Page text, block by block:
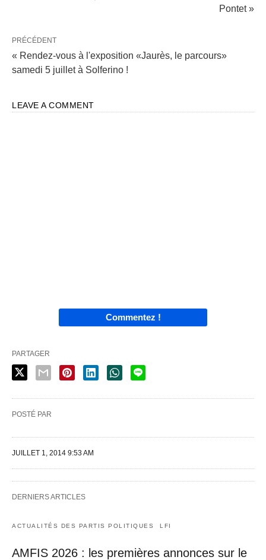
Pontet »
PRÉCÉDENT
« Rendez-vous à l'exposition «Jaurès, le parcours»
samedi 5 juillet à Solferino !
LEAVE A COMMENT
Commentez !
PARTAGER
POSTÉ PAR
JUILLET 1, 2014 9:53 AM
DERNIERS ARTICLES
ACTUALITÉS DES PARTIS POLITIQUES LFI
AMFIS 2026 : les premières annonces sur le